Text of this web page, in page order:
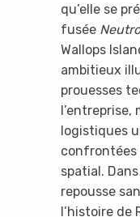
qu’elle se
fusée
Wallops
ambitieux
prouesses
l’entreprise,
logistiques
confrontées
spatial.
repousse
l’histoire de